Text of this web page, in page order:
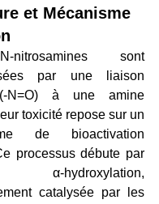
et Mécanisme
sont
par une liaison
N=O) à une amine
toxicité repose sur un
de bioactivation
processus débute par
hydroxylation,
catalysée par les